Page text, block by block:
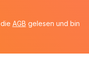
AGB gelesen und bin